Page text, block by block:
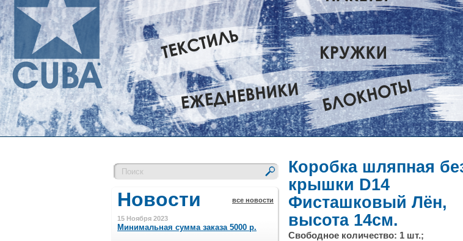
Новости все новости
15 Ноября 2023
Минимальная сумма заказа 5000 р.
Коробка шляпная
крышки D14
Фисташковый Лён,
высота 14см.
Свободное количество: 1 шт.;